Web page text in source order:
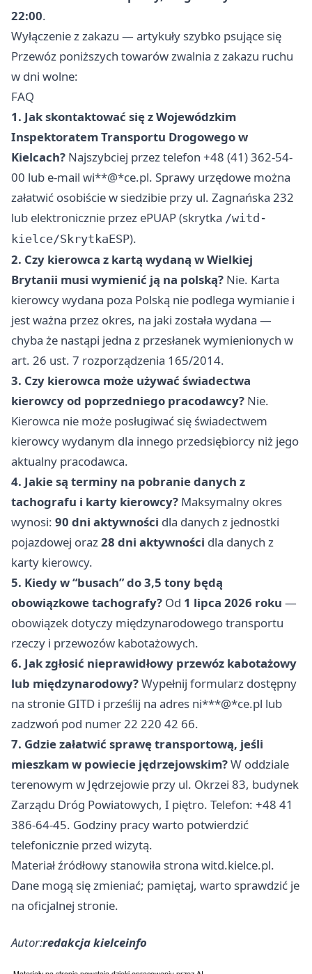
22:00.
Wyłączenie z zakazu — artykuły szybko psujące się
Przewóz poniższych towarów zwalnia z zakazu ruchu
w dni wolne:
FAQ
1. Jak skontaktować się z Wojewódzkim
Inspektoratem Transportu Drogowego w
Kielcach? Najszybciej przez telefon +48 (41) 362-54-
00 lub e-mail wi**@*ce.pl. Sprawy urzędowe można
załatwić osobiście w siedzibie przy ul. Zagnańska 232
lub elektronicznie przez ePUAP (skrytka /witd-
kielce/SkrytkaESP).
2. Czy kierowca z kartą wydaną w Wielkiej
Brytanii musi wymienić ją na polską? Nie. Karta
kierowcy wydana poza Polską nie podlega wymianie i
jest ważna przez okres, na jaki została wydana —
chyba że nastąpi jedna z przesłanek wymienionych w
art. 26 ust. 7 rozporządzenia 165/2014.
3. Czy kierowca może używać świadectwa
kierowcy od poprzedniego pracodawcy? Nie.
Kierowca nie może posługiwać się świadectwem
kierowcy wydanym dla innego przedsiębiorcy niż jego
aktualny pracodawca.
4. Jakie są terminy na pobranie danych z
tachografu i karty kierowcy? Maksymalny okres
wynosi: 90 dni aktywności dla danych z jednostki
pojazdowej oraz28 dni aktywności dla danych z
karty kierowcy.
5. Kiedy w “busach” do 3,5 tony będą
obowiązkowe tachografy? Od 1 lipca 2026 roku —
obowiązek dotyczy międzynarodowego transportu
rzeczy i przewozów kabotażowych.
6. Jak zgłosić nieprawidłowy przewóz kabotażowy
lub międzynarodowy?Wypełnij formularz dostępny
na stronie GITD i prześlij na adres ni***@*ce.pl lub
zadzwoń pod numer 22 220 42 66.
7. Gdzie załatwić sprawę transportową, jeśli
mieszkam w powiecie jędrzejowskim?W oddziale
terenowym w Jędrzejowie przy ul. Okrzei 83, budynek
Zarządu Dróg Powiatowych, I piętro. Telefon: +48 41
386-64-45. Godziny pracy warto potwierdzić
telefonicznie przed wizytą.
Materiał źródłowy stanowiła strona witd.kielce.pl.
Dane mogą się zmieniać; pamiętaj, warto sprawdzić je
na oficjalnej stronie.
Autor:redakcja kielceinfo